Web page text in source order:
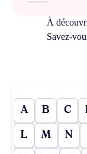
À
Savez-
A B C
L M N